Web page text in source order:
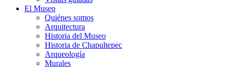
El Museo
Quiénes somos
Arquitectura
Historia del Museo
Historia de Chapultepec
Arqueología
Murales